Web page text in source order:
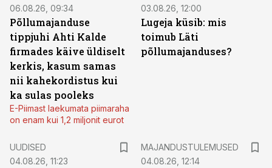
06.08.26, 09:34
Põllumajanduse
tippjuhi Ahti Kalde
firmades käive üldiselt
kerkis, kasum samas
nii kahekordistus kui
ka sulas pooleks
E-Piimast laekumata piimaraha
on enam kui 1,2 miljonit eurot
03.08.26, 12:00
Lugeja küsib: mis
toimub Läti
põllumajanduses?
UUDISED
04.08.26, 11:23
MAJANDUSTULEMUSED
04.08.26, 12:14